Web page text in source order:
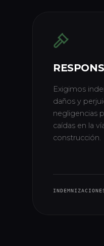
Exigimos
daños y
negligencias
caídas en la
construcción.